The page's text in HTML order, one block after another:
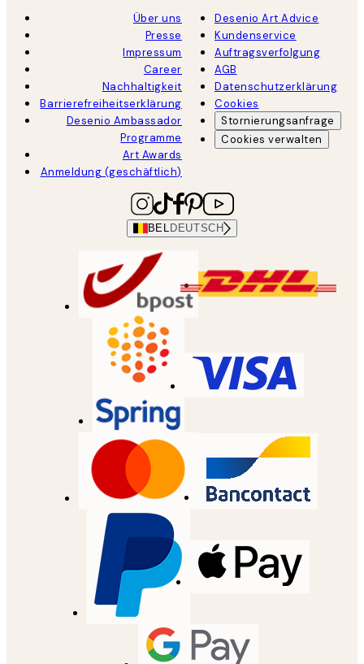
Über uns
Presse
Impressum
Career
Nachhaltigkeit
Barrierefreiheitserklärung
Desenio Ambassador
Programme
Art Awards
Anmeldung (geschäftlich)
Desenio Art Advice
Kundenservice
Auftragsverfolgung
AGB
Datenschutzerklärung
Cookies
Stornierungsanfrage
Cookies verwalten
BEL DEUTSCH